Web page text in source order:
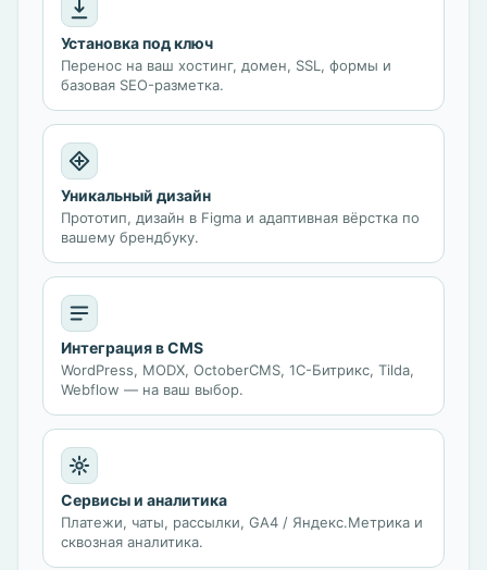
Установка под ключ
Перенос на ваш хостинг, домен, SSL, формы и
базовая SEO-разметка.
Уникальный дизайн
Прототип, дизайн в Figma и адаптивная вёрстка по
вашему брендбуку.
Интеграция в CMS
WordPress, MODX, OctoberCMS, 1С-Битрикс, Tilda,
Webflow — на ваш выбор.
Сервисы и аналитика
Платежи, чаты, рассылки, GA4 / Яндекс.Метрика и
сквозная аналитика.